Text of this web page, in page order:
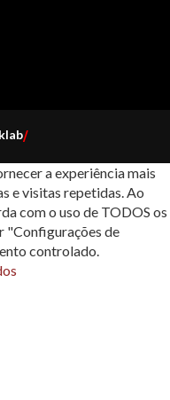
/
a experiência mais
e visitas repetidas. Ao
com o uso de TODOS os
"Configurações de
controlado.